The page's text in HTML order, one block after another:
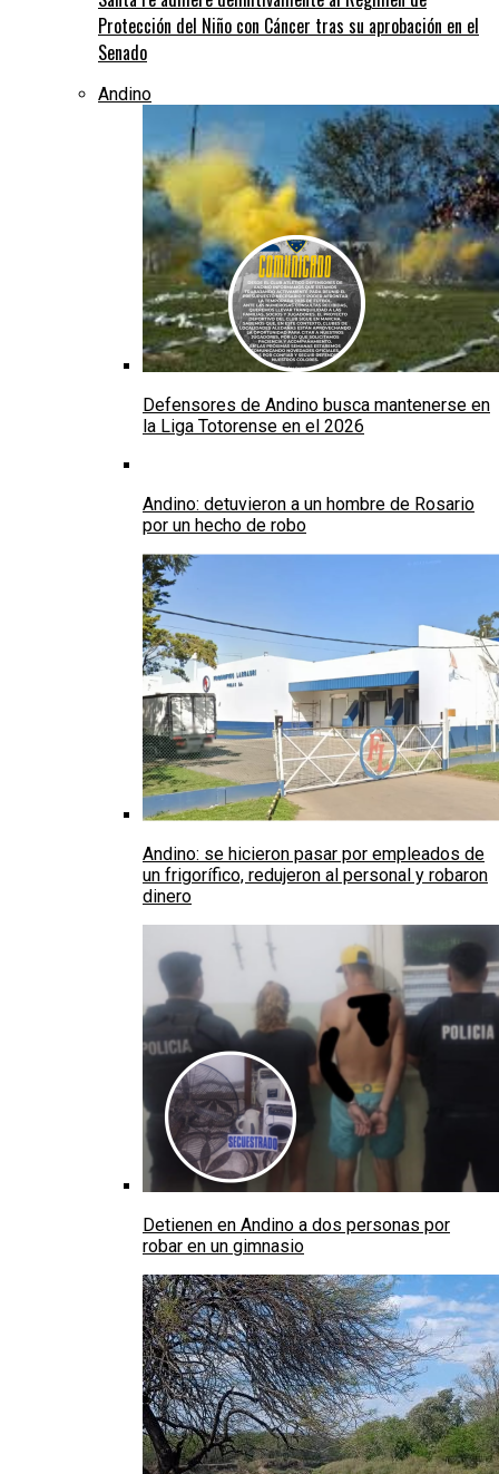
Protección del Niño con Cáncer tras su aprobación en el
Senado
Andino
Defensores de Andino busca mantenerse en
la Liga Totorense en el 2026
Andino: detuvieron a un hombre de Rosario
por un hecho de robo
Andino: se hicieron pasar por empleados de
un frigorífico, redujeron al personal y robaron
dinero
Detienen en Andino a dos personas por
robar en un gimnasio